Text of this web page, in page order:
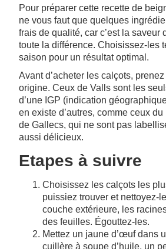
Pour préparer cette recette de
ne vous faut que quelques
frais de qualité, car c’est la saveur
toute la différence. Choisissez-les
saison pour un résultat optimal.
Avant d’acheter les calçots,
origine. Ceux de Valls sont les
d’une IGP (indication
en existe d’autres, comme ceux
de Gallecs, qui ne sont pas
aussi délicieux.
Etapes à suivre
Choisissez les calçots les
puissiez trouver et nettoyez-
couche extérieure, les
des feuilles. Égouttez-les.
Mettez un jaune d’œuf dans
cuillère à soupe d’huile, un